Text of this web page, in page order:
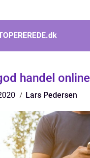
dk
handel
Lars Pedersen